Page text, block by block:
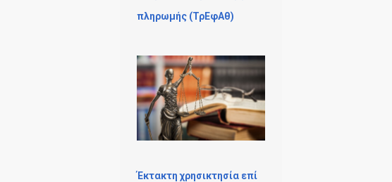
πληρωμής (ΤρΕφΑθ)
Έκτακτη χρησικτησία επί